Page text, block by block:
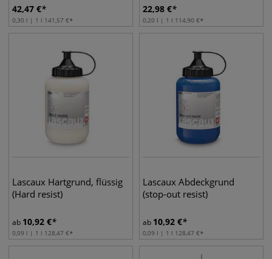
42,47 €
0,30 l | 1 l 141,57 €
22,98 €
0,20 l | 1 l 114,90 €
Lascaux Hartgrund, flüssig
(Hard resist)
ab 10,92 €
0,09 l | 1 l 128,47 €
Lascaux Abdeckgrund
(stop-out resist)
ab 10,92 €
0,09 l | 1 l 128,47 €